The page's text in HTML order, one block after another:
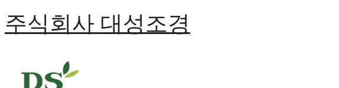
주식회사 대성조경